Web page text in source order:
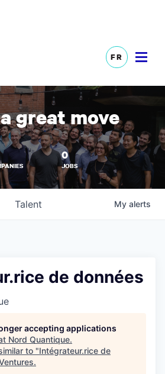
FR
great move
0
JOBS
Talent My alerts
de données
accepting applications
Nord Quantique.
to "Intégrateur.rice de
.